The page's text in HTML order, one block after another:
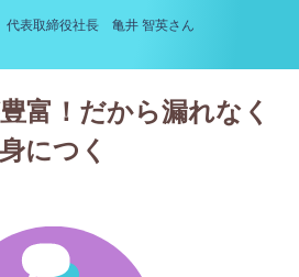
代表取締役社長 亀井 智英さん
富！だから漏れなく
身につく